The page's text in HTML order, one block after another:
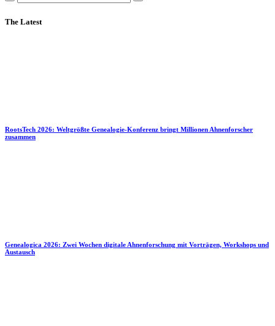
The Latest
RootsTech 2026: Weltgrößte Genealogie-Konferenz bringt Millionen Ahnenforscher
zusammen
Genealogica 2026: Zwei Wochen digitale Ahnenforschung mit Vorträgen, Workshops und
Austausch